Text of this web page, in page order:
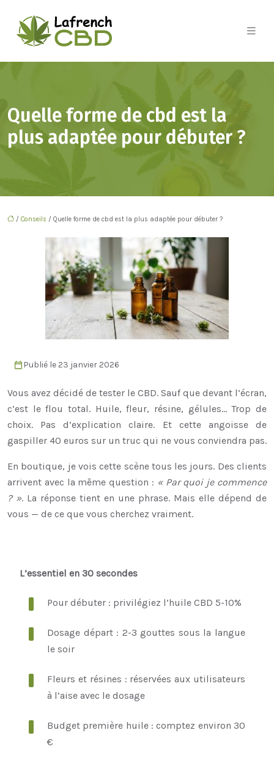
Quelle forme de cbd est la
plus adaptée pour débuter ?
/ Conseils / Quelle forme de cbd est la plus adaptée pour débuter ?
Publié le 23 janvier 2026
Vous avez décidé de tester le CBD. Sauf que devant l’écran,
c’est le flou total. Huile, fleur, résine, gélules… Trop de
choix. Pas d’explication claire. Et cette angoisse de
gaspiller 40 euros sur un truc qui ne vous conviendra pas.
En boutique, je vois cette scène tous les jours. Des clients
arrivent avec la même question : « Par quoi je commence
? ». La réponse tient en une phrase. Mais elle dépend de
vous — de ce que vous cherchez vraiment.
L’essentiel en 30 secondes
Pour débuter : privilégiez l’huile CBD 5-10%
Dosage départ : 2-3 gouttes sous la langue
le soir
Fleurs et résines : réservées aux utilisateurs
à l’aise avec le dosage
Budget première huile : comptez environ 30
€